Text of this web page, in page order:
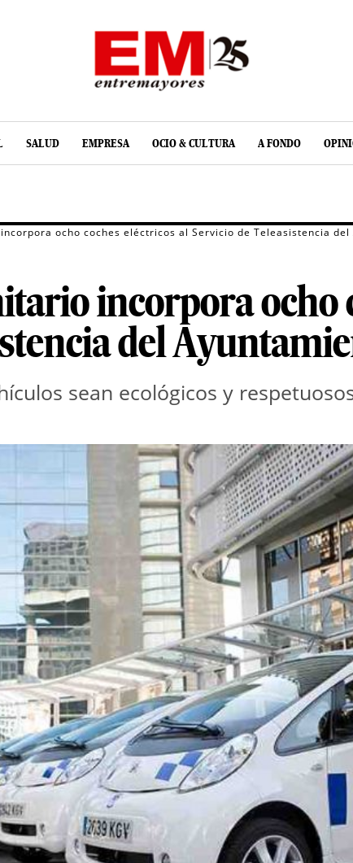
SALUD EMPRESA OCIO & CULTURA A FONDO
ocho coches eléctricos al Servicio de Teleasistencia
incorpora ocho
del
sean ecológicos y